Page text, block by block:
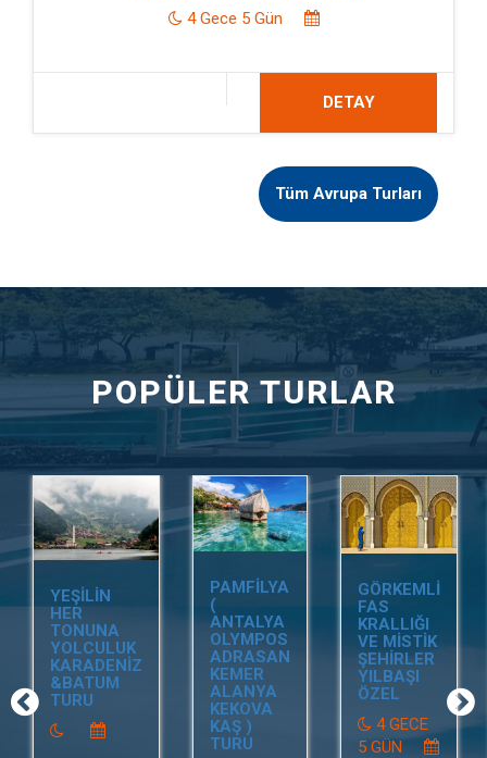
4 Gece 5 Gün
DETAY
Tüm Avrupa Turları
POPÜLER TURLAR
YEŞİLİN
HER
TONUNA
YOLCULUK
KARADENİZ
&BATUM
TURU
PAMFİLYA
(
ANTALYA
OLYMPOS
ADRASAN
KEMER
ALANYA
KEKOVA
KAŞ )
TURU
GÖRKEMLİ
FAS
KRALLIĞI
VE MİSTİK
ŞEHİRLER
YILBAŞI
ÖZEL
4 GECE
5 GÜN